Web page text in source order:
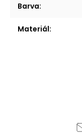
Barva:
Materiál: